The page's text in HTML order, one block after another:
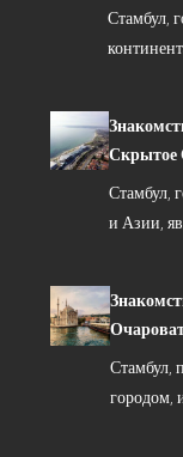
Стамбул,
Скрытое
Стамбул,
и Азии,
Стамбул,
городом,